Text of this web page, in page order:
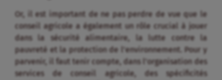
Or, il est important de ne pas perdre de vue que le
conseil agricole a également un rôle crucial à jouer
dans la sécurité alimentaire, la lutte contre la
pauvreté et la protection de l’environnement. Pour y
parvenir, il faut tenir compte, dans l’organisation des
services de conseil agricole, des spécificités